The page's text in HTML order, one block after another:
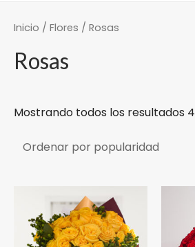
Inicio / Flores / Rosas
Rosas
Mostrando todos los resultados 4